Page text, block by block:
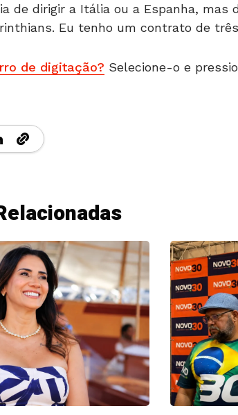
de dirigir a Itália ou a Espanha, mas
Eu tenho um contrato de
de digitação? Selecione-o e